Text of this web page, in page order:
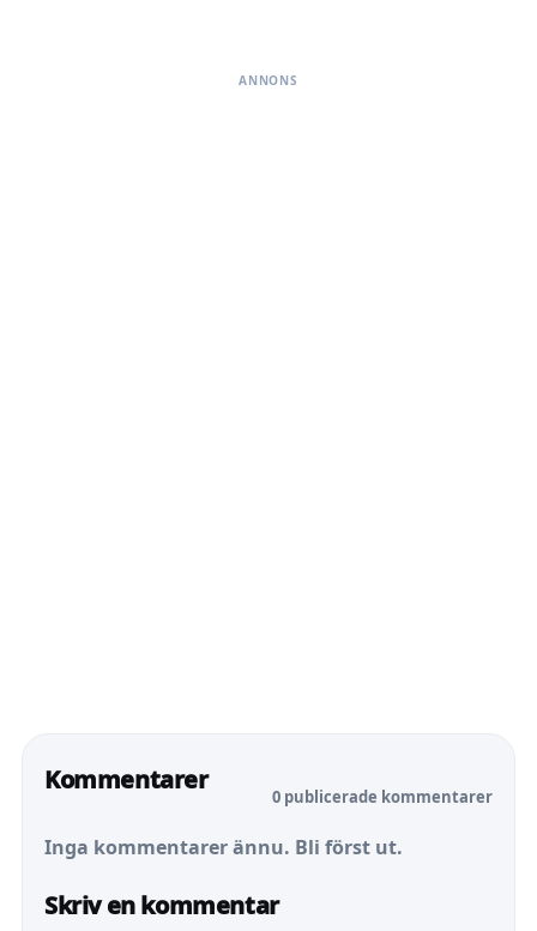
ANNONS
Kommentarer
0 publicerade kommentarer
Inga kommentarer ännu. Bli först ut.
Skriv en kommentar